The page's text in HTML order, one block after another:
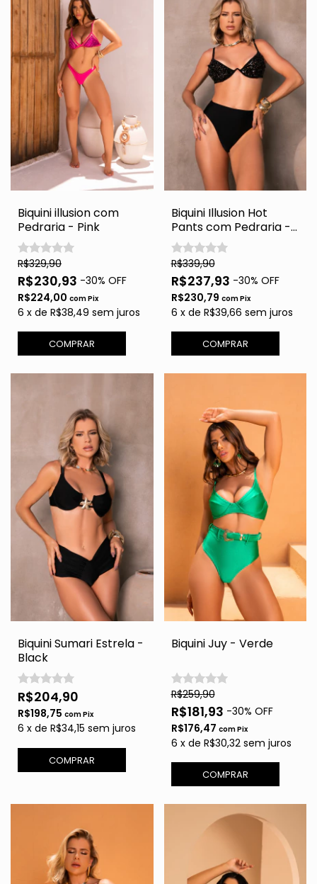
Biquini illusion com
Pedraria - Pink
R$329,90
R$230,93 -30% OFF
R$224,00 comPix
6 x de R$38,49 sem juros
COMPRAR
Biquini Illusion Hot
Pants com Pedraria -
Black
R$339,90
R$237,93 -30% OFF
R$230,79 comPix
6 x de R$39,66 sem juros
COMPRAR
Biquini Sumari Estrela -
Black
R$204,90
R$198,75 comPix
6 x de R$34,15 sem juros
COMPRAR
Biquini Juy - Verde
R$259,90
R$181,93 -30% OFF
R$176,47 comPix
6 x de R$30,32 sem juros
COMPRAR